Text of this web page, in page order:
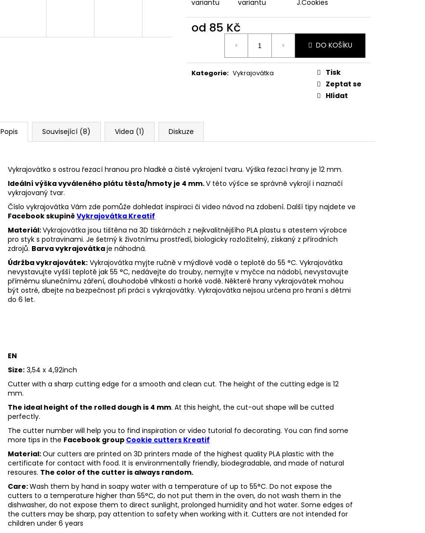
variantu
variantu
J.Cookies
od 85 Kč
DO KOŠÍKU
Kategorie: Vykrajovátka
Tisk
Zeptat se
Hlídat
Popis Související (8) Videa (1) Diskuze
Vykrajovátko s ostrou řezací hranou pro hladké a čisté vykrojení tvaru. Výška řezací hrany je 12 mm.
Ideální výška vyváleného plátu těsta/hmoty je 4 mm.V této výšce se správně vykrojí i naznačí
vykrajovaný tvar.
Číslo vykrajovátka Vám zde pomůže dohledat inspiraci či video návod na zdobení. Další tipy najdete ve
Facebook skupině Vykrajovátka Kreatif
Materiál:Vykrajovátka jsou tištěna na 3D tiskárnách z nejkvalitnějšího PLA plastu s atestem výrobce
pro styk s potravinami. Je šetrný k životnímu prostředí, biologicky rozložitelný, získaný z přírodních
zdrojů. Barva vykrajovátkaje náhodná.
Údržba vykrajovátek: Vykrajovátka myjte ručně v mýdlové vodě o teplotě do 55 °C. Vykrajovátka
nevystavujte vyšší teplotě jak 55 °C, nedávejte do trouby, nemyjte v myčce na nádobí, nevystavujte
přímému slunečnímu záření, dlouhodobé vlhkosti a horké vodě. Některé hrany vykrajovátek mohou
být ostré, dbejte na bezpečnost při práci s vykrajovátky. Vykrajovátka nejsou určena pro hraní s dětmi
do 6 let.
EN
Size: 3,54 x 4,92inch
Cutter with a sharp cutting edge for a smooth and clean cut. The height of the cutting edge is 12
mm.
The ideal height of the rolled dough is 4 mm. At this height, the cut-out shape will be cutted
perfectly.
The cutter number will help you to find inspiration or video tutorial fo decorating. You can find some
more tips in the Facebook group Cookie cutters Kreatif
Material:Our cutters are printed on 3D printers made of the highest quality PLA plastic with the
certificate for contact with food. It is environmentally friendly, biodegradable, and made of natural
resoures. The color of the cutter is always random.
Care:Wash them by hand in soapy water with a temperature of up to 55°C. Do not expose the
cutters to a temperature higher than 55°C, do not put them in the oven, do not wash them in the
dishwasher, do not expose them to direct sunlight, prolonged humidity and hot water. Some edges of
the cutters may be sharp, pay attention to safety when working with it. Cutters are not intended for
children under 6 years
VYKRAJOVÁTKA PODZIMNÍ KOLEKCE